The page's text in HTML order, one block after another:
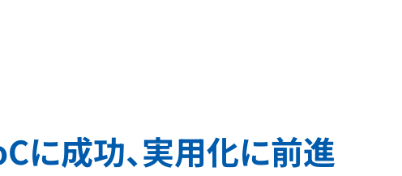
に成功、実用化に前進